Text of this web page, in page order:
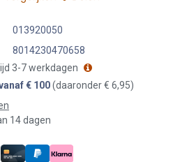
013920050
8014230470658
3-7 werkdagen
€ 100(daaronder € 6,95)
14 dagen